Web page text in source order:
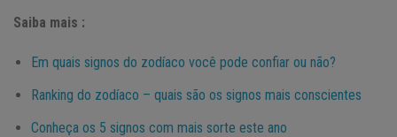
Saiba mais :
Em quais signos do zodíaco você pode confiar ou não?
Ranking do zodíaco – quais são os signos mais conscientes
Conheça os 5 signos com mais sorte este ano